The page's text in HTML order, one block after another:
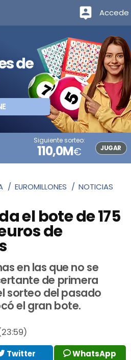
Accede
de
Siguiente sorteo:
110,0M€ JUGAR
EUROMILLONES NOTICIAS
el bote de 175
de
en las que no se
de primera
sorteo del pasado
el gran bote.
Twitter WhatsApp